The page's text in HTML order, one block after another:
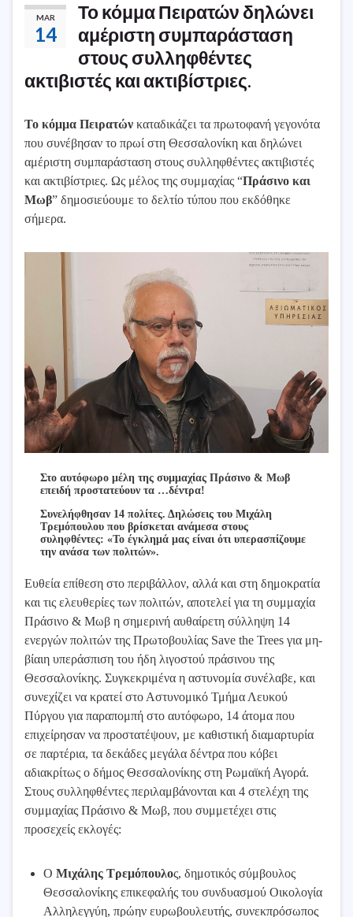
MAR
14
Το κόμμα Πειρατών δηλώνει
αμέριστη συμπαράσταση
στους συλληφθέντες
ακτιβιστές και ακτιβίστριες.
Το κόμμα Πειρατών καταδικάζει τα πρωτοφανή γεγονότα
που συνέβησαν το πρωί στη Θεσσαλονίκη και δηλώνει
αμέριστη συμπαράσταση στους συλληφθέντες ακτιβιστές
και ακτιβίστριες. Ως μέλος της συμμαχίας “Πράσινο και
Μωβ” δημοσιεύουμε το δελτίο τύπου που εκδόθηκε
σήμερα.
Στο αυτόφωρο μέλη της συμμαχίας Πράσινο & Μωβ
επειδή προστατεύουν τα …δέντρα!
Συνελήφθησαν 14 πολίτες. Δηλώσεις του Μιχάλη
Τρεμόπουλου που βρίσκεται ανάμεσα στους
συληφθέντες: «Το έγκλημά μας είναι ότι υπερασπίζουμε
την ανάσα των πολιτών».
Ευθεία επίθεση στο περιβάλλον, αλλά και στη δημοκρατία
και τις ελευθερίες των πολιτών, αποτελεί για τη συμμαχία
Πράσινο & Μωβ η σημερινή αυθαίρετη σύλληψη 14
ενεργών πολιτών της Πρωτοβουλίας Save the Trees για μη-
βίαιη υπεράσπιση του ήδη λιγοστού πράσινου της
Θεσσαλονίκης. Συγκεκριμένα η αστυνομία συνέλαβε, και
συνεχίζει να κρατεί στο Αστυνομικό Τμήμα Λευκού
Πύργου για παραπομπή στο αυτόφωρο, 14 άτομα που
επιχείρησαν να προστατέψουν, με καθιστική διαμαρτυρία
σε παρτέρια, τα δεκάδες μεγάλα δέντρα που κόβει
αδιακρίτως ο δήμος Θεσσαλονίκης στη Ρωμαϊκή Αγορά.
Στους συλληφθέντες περιλαμβάνονται και 4 στελέχη της
συμμαχίας Πράσινο & Μωβ, που συμμετέχει στις
προσεχείς εκλογές:
Ο Μιχάλης Τρεμόπουλος, δημοτικός σύμβουλος
Θεσσαλονίκης επικεφαλής του συνδυασμού Οικολογία
Αλληλεγγύη, πρώην ευρωβουλευτής, συνεκπρόσωπος